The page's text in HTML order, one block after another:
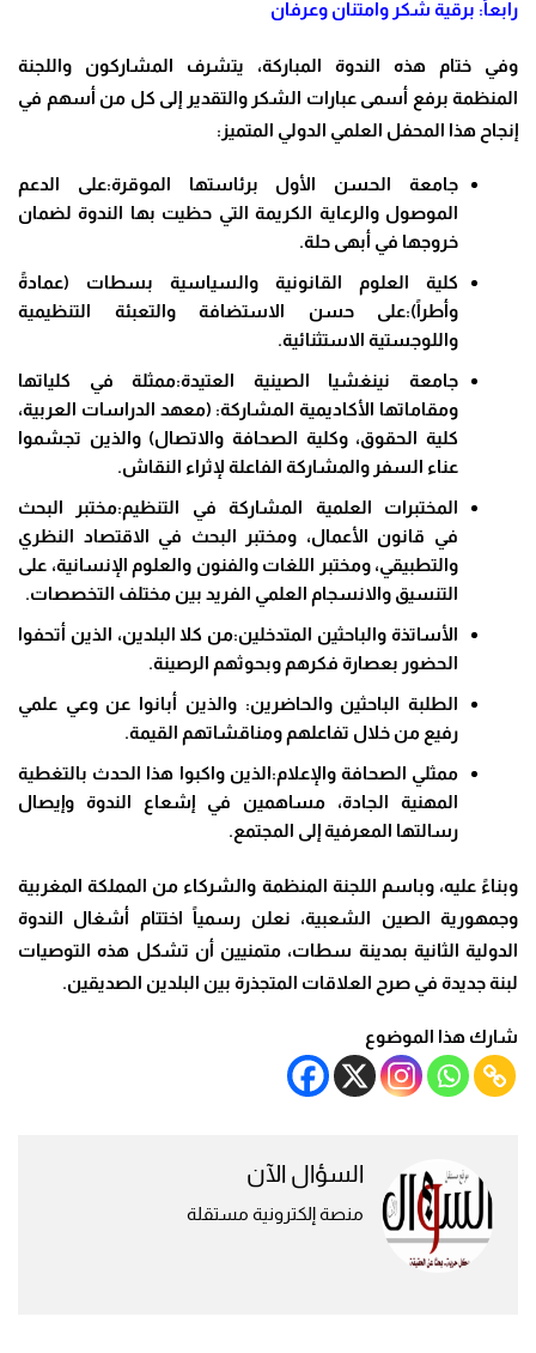
رابعاً: برقية شكر وامتنان وعرفان
وفي ختام هذه الندوة المباركة، يتشرف المشاركون واللجنة
المنظمة برفع أسمى عبارات الشكر والتقدير إلى كل من أسهم في
إنجاح هذا المحفل العلمي الدولي المتميز:
جامعة الحسن الأول برئاستها الموقرة:على الدعم
الموصول والرعاية الكريمة التي حظيت بها الندوة لضمان
خروجها في أبهى حلة.
كلية العلوم القانونية والسياسية بسطات (عمادةً
وأطراً):على حسن الاستضافة والتعبئة التنظيمية
واللوجستية الاستثنائية.
جامعة نينغشيا الصينية العتيدة:ممثلة في كلياتها
ومقاماتها الأكاديمية المشاركة: (معهد الدراسات العربية،
كلية الحقوق، وكلية الصحافة والاتصال) والذين تجشموا
عناء السفر والمشاركة الفاعلة لإثراء النقاش.
المختبرات العلمية المشاركة في التنظيم:مختبر البحث
في قانون الأعمال، ومختبر البحث في الاقتصاد النظري
والتطبيقي، ومختبر اللغات والفنون والعلوم الإنسانية، على
التنسيق والانسجام العلمي الفريد بين مختلف التخصصات.
الأساتذة والباحثين المتدخلين:من كلا البلدين، الذين أتحفوا
الحضور بعصارة فكرهم وبحوثهم الرصينة.
الطلبة الباحثين والحاضرين: والذين أبانوا عن وعي علمي
رفيع من خلال تفاعلهم ومناقشاتهم القيمة.
ممثلي الصحافة والإعلام:الذين واكبوا هذا الحدث بالتغطية
المهنية الجادة، مساهمين في إشعاع الندوة وإيصال
رسالتها المعرفية إلى المجتمع.
وبناءً عليه، وباسم اللجنة المنظمة والشركاء من المملكة المغربية
وجمهورية الصين الشعبية، نعلن رسمياً اختتام أشغال الندوة
الدولية الثانية بمدينة سطات، متمنيين أن تشكل هذه التوصيات
لبنة جديدة في صرح العلاقات المتجذرة بين البلدين الصديقين.
شارك هذا الموضوع
السؤال الآن
منصة إلكترونية مستقلة